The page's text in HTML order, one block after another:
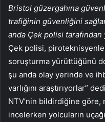
Bristol güzergahına
trafiğinin güvenliğini
anda Çek polisi tarafından
Çek polisi,
soruşturma yürüttüğünü
şu anda olay yerinde ve
varlığını araştırıyorlar”
NTV’nin bildirdiğine göre,
incelerken yolcuların